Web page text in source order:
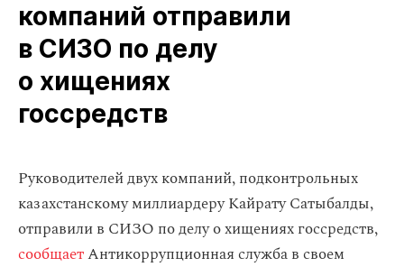
компаний отправили
в СИЗО по делу
о хищениях
госсредств
Руководителей двух компаний, подконтрольных
казахстанскому миллиардеру Кайрату Сатыбалды,
отправили в СИЗО по делу о хищениях госсредств,
сообщаетАнтикоррупционная служба в своем